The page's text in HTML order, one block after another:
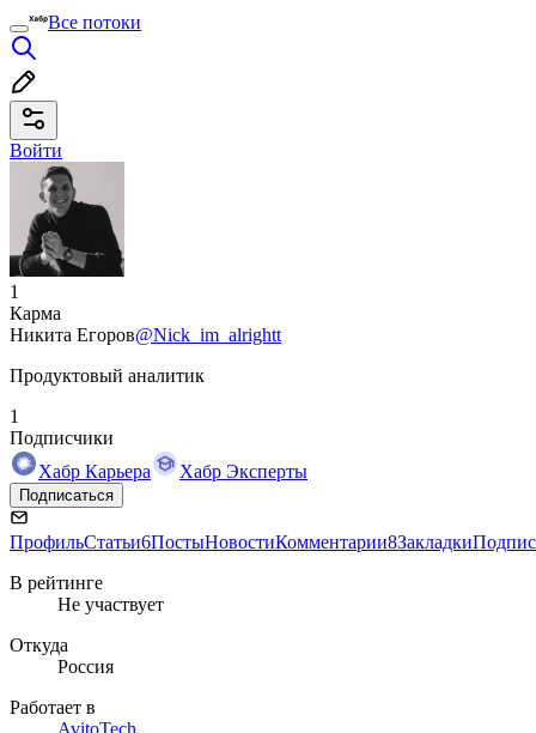
Все потоки
Войти
1
Карма
Никита Егоров@Nick_im_alrightt
Продуктовый аналитик
1
Подписчики
Хабр Карьера
Хабр Эксперты
Подписаться
ПрофильСтатьи6ПостыНовостиКомментарии8Закладки
В рейтинге
Не участвует
Откуда
Россия
Работает в
AvitoTech